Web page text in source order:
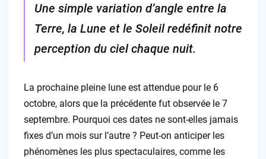
Une simple variation d’angle entre la
Terre, la Lune et le Soleil redéfinit notre
perception du ciel chaque nuit.
La prochaine pleine lune est attendue pour le 6
octobre, alors que la précédente fut observée le 7
septembre. Pourquoi ces dates ne sont-elles jamais
fixes d’un mois sur l’autre ? Peut-on anticiper les
phénomènes les plus spectaculaires, comme les